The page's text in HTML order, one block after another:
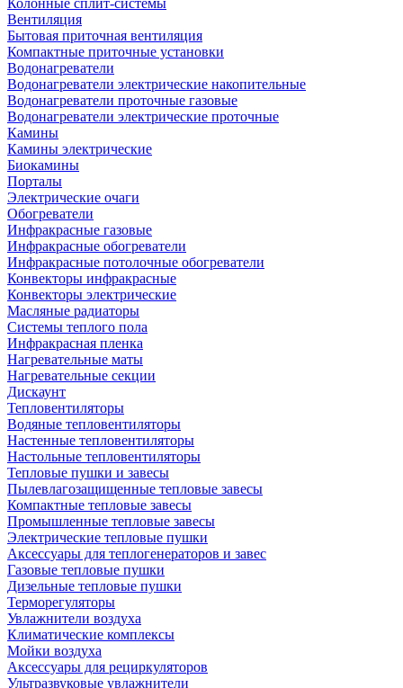
Колонные сплит-системы
Вентиляция
Бытовая приточная вентиляция
Компактные приточные установки
Водонагреватели
Водонагреватели электрические накопительные
Водонагреватели проточные газовые
Водонагреватели электрические проточные
Камины
Камины электрические
Биокамины
Порталы
Электрические очаги
Обогреватели
Инфракрасные газовые
Инфракрасные обогреватели
Инфракрасные потолочные обогреватели
Конвекторы инфракрасные
Конвекторы электрические
Масляные радиаторы
Системы теплого пола
Инфракрасная пленка
Нагревательные маты
Нагревательные секции
Дискаунт
Тепловентиляторы
Водяные тепловентиляторы
Настенные тепловентиляторы
Настольные тепловентиляторы
Тепловые пушки и завесы
Пылевлагозащищенные тепловые завесы
Компактные тепловые завесы
Промышленные тепловые завесы
Электрические тепловые пушки
Аксессуары для теплогенераторов и завес
Газовые тепловые пушки
Дизельные тепловые пушки
Терморегуляторы
Увлажнители воздуха
Климатические комплексы
Мойки воздуха
Аксессуары для рециркуляторов
Ультразвуковые увлажнители